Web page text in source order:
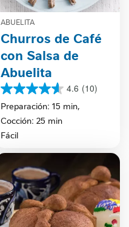
ABUELITA
Churros de Café
con Salsa de
Abuelita
4.6 (10)
4.6
de
estrellas.
10
Preparación: 15 min,
Cocción: 25 min
Fácil